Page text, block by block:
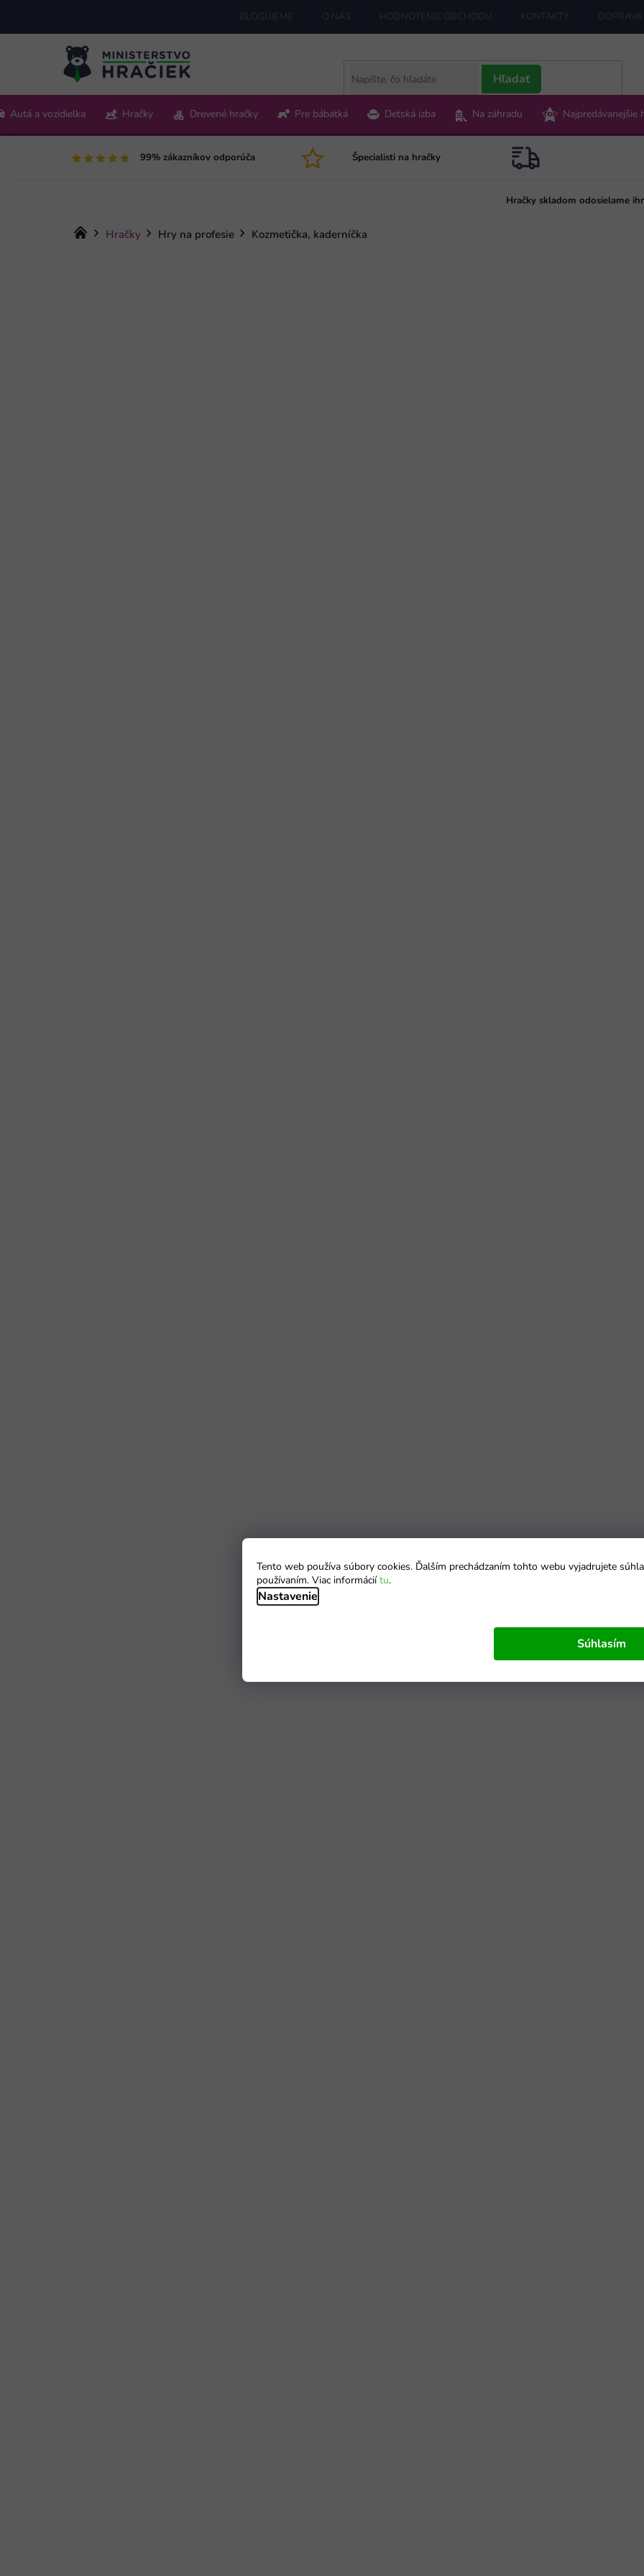
Tento web používa súbory cookies. Ďalším prechádzaním tohto webu vyjadrujete
používaním. Viac informáciítu.
Nastavenie
Súhlasím
obsah
BLOGUJEME O NÁS HODNOTENIE OBCHODU KONTAKTY
Pon-Pia 9:00-15:00
Hľadať
Autá a vozidielka Hračky Drevené hračky Pre bábätká Detská izba Na záhradu Najpredávanejšie
99% zákazníkov odporúča Špecialisti na hračky
Hračky skladom odosielame
Domov
Hračky Hry na profesie Kozmetička, kaderníčka